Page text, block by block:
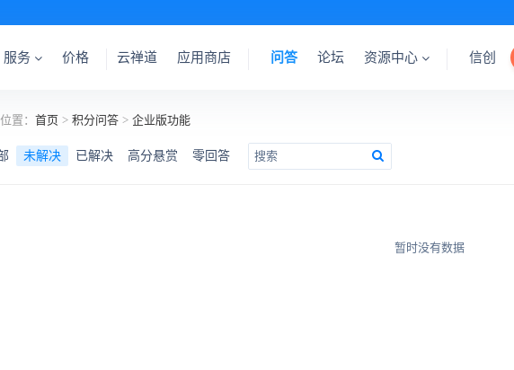
服务 价格 云禅道 应用商店 问答 论坛 资源中心 信创
置： 首页 > 积分问答 > 企业版功能
未解决 已解决 高分悬赏 零回答
暂时没有数据